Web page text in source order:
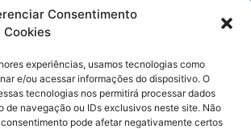
Consentimento
Cookies
experiências, usamos tecnologias como
e/ou acessar informações do dispositivo. O
tecnologias nos permitirá processar dados
de navegação ou IDs exclusivos neste site. Não
pode afetar negativamente certos
Silva